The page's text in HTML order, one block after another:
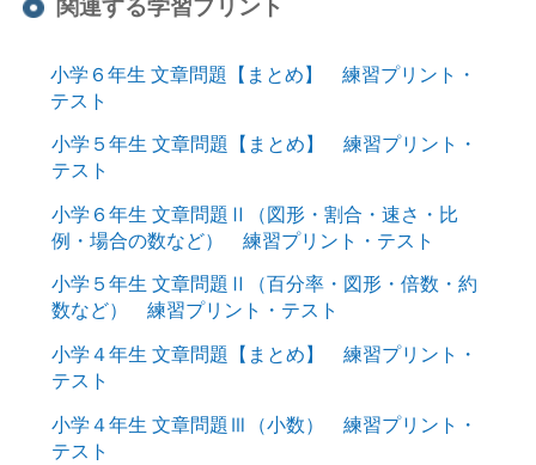
関連する学習プリント
小学６年生 文章問題【まとめ】 練習プリント・
テスト
小学５年生 文章問題【まとめ】 練習プリント・
テスト
小学６年生 文章問題Ⅱ（図形・割合・速さ・比
例・場合の数など） 練習プリント・テスト
小学５年生 文章問題Ⅱ（百分率・図形・倍数・約
数など） 練習プリント・テスト
小学４年生 文章問題【まとめ】 練習プリント・
テスト
小学４年生 文章問題Ⅲ（小数） 練習プリント・
テスト